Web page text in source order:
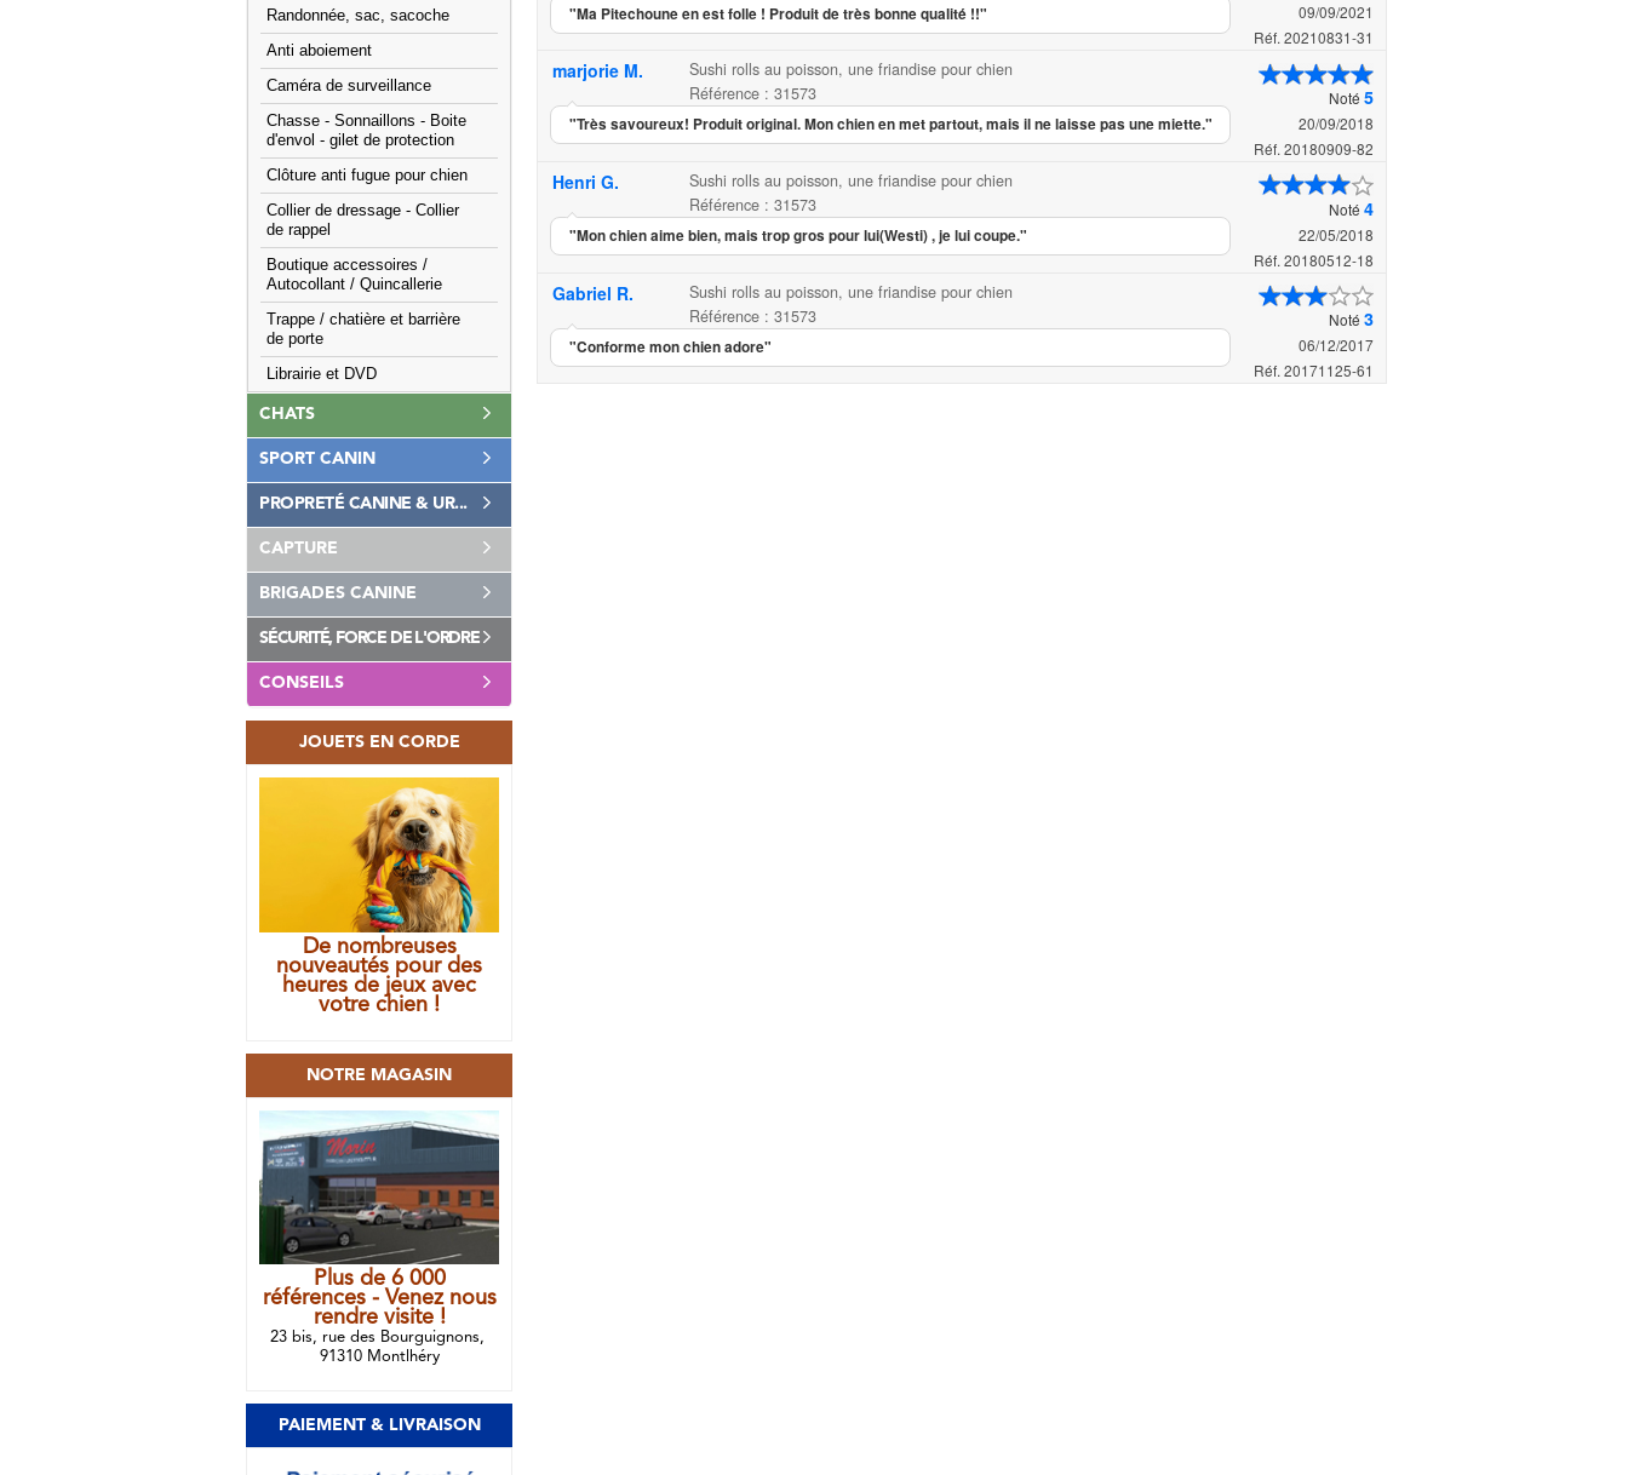
Randonnée, sac, sacoche
Anti aboiement
Caméra de surveillance
Chasse - Sonnaillons - Boite
d'envol - gilet de protection
Clôture anti fugue pour chien
Collier de dressage - Collier
de rappel
Boutique accessoires /
Autocollant / Quincallerie
Trappe / chatière et barrière
de porte
Librairie et DVD
CHATS
SPORT CANIN
PROPRETÉ CANINE & UR...
CAPTURE
BRIGADES CANINE
SÉCURITÉ, FORCE DE L'ORDRE
CONSEILS
JOUETS EN CORDE
De nombreuses
nouveautés pour des
heures de jeux avec
votre chien !
NOTRE MAGASIN
Plus de 6 000
références - Venez nous
rendre visite !
23 bis, rue des Bourguignons,
91310 Montlhéry
PAIEMENT & LIVRAISON
09/09/2021
Réf. 20210831-31
"Ma Pitechoune en est folle ! Produit de très bonne qualité !!"
Noté 5
20/09/2018
Réf. 20180909-82
marjorie M.
Sushi rolls au poisson, une friandise pour chien
Référence : 31573
"Très savoureux! Produit original. Mon chien en met partout, mais il ne laisse pas une miette."
Noté 4
22/05/2018
Réf. 20180512-18
Henri G.
Sushi rolls au poisson, une friandise pour chien
Référence : 31573
"Mon chien aime bien, mais trop gros pour lui(Westi) , je lui coupe."
Noté 3
06/12/2017
Réf. 20171125-61
Gabriel R.
Sushi rolls au poisson, une friandise pour chien
Référence : 31573
"Conforme mon chien adore"